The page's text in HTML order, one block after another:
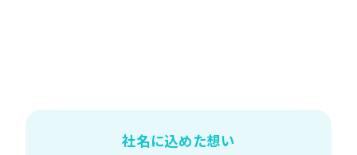
社名に込めた想い